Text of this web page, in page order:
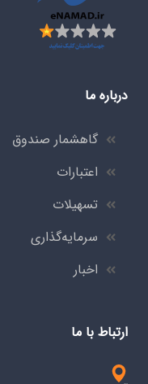
درباره ما
گاهشمار صندوق
اعتبارات
تسهیلات
سرمایه‌گذاری
اخبار
ارتباط با ما